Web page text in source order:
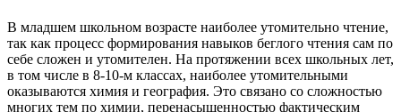
В младшем школьном возрасте наиболее утомительно чтение,
так как процесс формирования навыков беглого чтения сам по
себе сложен и утомителен. На протяжении всех школьных лет,
в том числе в 8-10-м классах, наиболее утомительными
оказываются химия и география. Это связано со сложностью
многих тем по химии, перенасыщенностью фактическим